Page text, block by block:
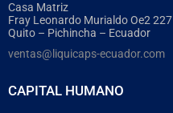
Casa Matriz
Fray Leonardo Murialdo Oe2 227
Quito – Pichincha – Ecuador
ventas@liquicaps-ecuador.com
CAPITAL HUMANO